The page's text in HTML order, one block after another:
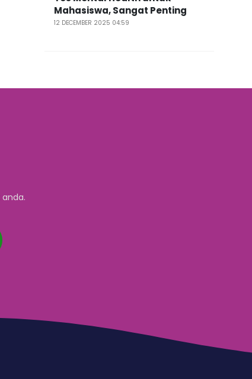
Mahasiswa, Sangat Penting
12 DECEMBER 2025 04:59